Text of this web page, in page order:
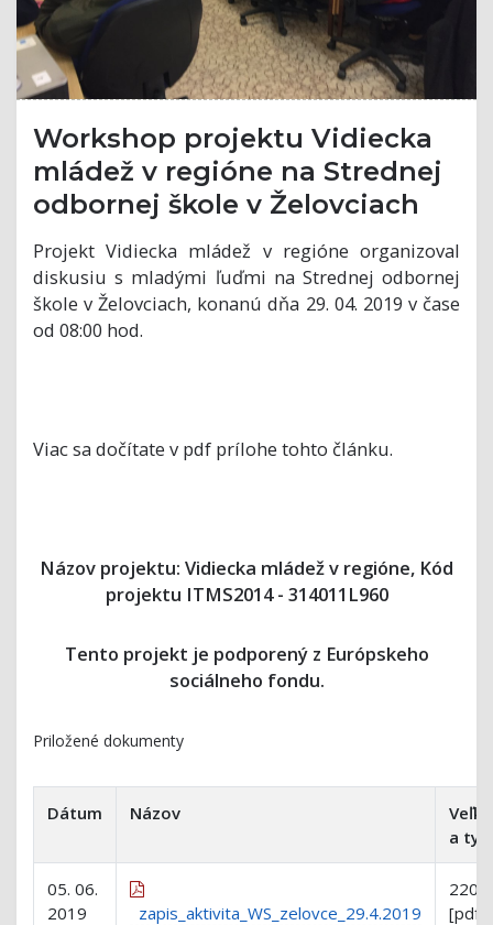
Workshop projektu Vidiecka
mládež v regióne na Strednej
odbornej škole v Želovciach
Projekt Vidiecka mládež v regióne organizoval
diskusiu s mladými ľuďmi na Strednej odbornej
škole v Želovciach, konanú dňa 29. 04. 2019 v čase
od 08:00 hod.
Viac sa dočítate v pdf prílohe tohto článku.
Názov projektu: Vidiecka mládež v regióne, Kód
projektu ITMS2014 - 314011L960
Tento projekt je podporený z Európskeho
sociálneho fondu.
Priložené dokumenty
Dátum Názov
a typ
05. 06.
2019
zapis_aktivita_WS_zelovce_29.4.2019
220
[pdf]